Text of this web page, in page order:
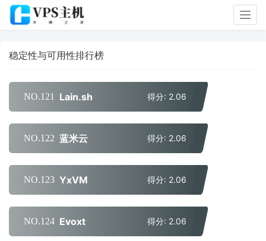
稳定性与可用性排行榜
NO.121 Lain.sh 得分: 2.06
NO.122 蓝米云 得分: 2.06
NO.123 YxVM 得分: 2.06
NO.124 Evoxt 得分: 2.06